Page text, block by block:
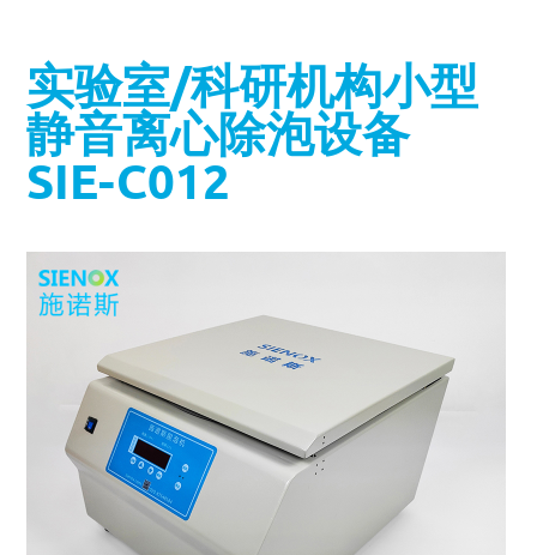
我们新鲜事
国际品牌三轴点胶机选择施诺斯配套
白色膏体材料脱泡实验
实验室/科研机构小型静音离心除泡设备 SIE-C012
真空脱泡搅拌机SIE‑MIX1000plus
行星式脱泡机SIE‑MIX60 公转自转真空脱泡搅拌机
大容量真空脱泡搅拌机SIE‑MIX2000
MORE+
实验均质机
高速乳化均质机 实验室高速搅拌分散机
实验室均质机 SIE‑MIX60 非介入式材料均质机
MORE+
加压/真空脱泡机
真空脱泡机SIE-ZK300,适用于大多数胶水、油墨
双行星搅拌机 + 挤料机 SIE‑ME20L 锂电池浆料搅拌机
行星搅拌机 SIE-ME050 锂电池浆料搅拌脱泡机
电池浆料匀浆机 SIE‑GX500 高速搅拌分散机
相关配套辅品
全自动点胶机 精密点胶机设备
多工位球磨机 实验室精细研磨机
施诺斯小型定量分装机 多功能分装机 SIE-401
粉末材料
胶水材料
医药凝胶材料搅拌脱泡解决方案
消费电子
银浆材料
胶水材料
MORE+
胶粘剂行业
膏体材料
工业大学涂膜材料脱泡解决方案
液体材料
LED原材
新能源行业
银浆材料
LED原材
MORE+
化妆品原料
寄样测试
寄送样品进行工艺实验
实验室租借
流体实验室时租服务
脱泡机的作用是什么？
售后服务怎么样？
为什么要选择施诺斯？
MORE+
资料下载
新闻资讯
新闻资讯
实验室新闻
施诺斯陪我做了3年的实验
两种比重相差较大的浆料搅拌
离心脱泡机：实验室与工厂的高效利器
行星式脱泡机的广泛应用领域
如何将胶水中的气泡除掉
MORE+
联系我们
保持联系
广州市黄埔区骏功路22号B栋4楼
实验室/科研机构小型
静音离心除泡设备
SIE-C012